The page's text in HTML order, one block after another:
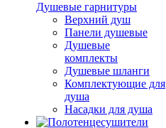
Душевые гарнитуры
Верхний душ
Панели душевые
Душевые
комплекты
Душевые шланги
Комплектующие для
душа
Насадки для душа